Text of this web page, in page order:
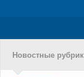
Новостные